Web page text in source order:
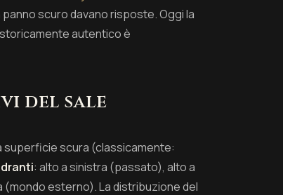
scuro davano risposte. Oggi la
autentico è
del sale
superficie scura (classicamente:
: alto a sinistra (passato), alto a
esterno). La distribuzione del